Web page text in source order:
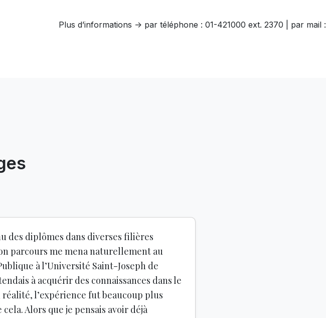
Plus d’informations -> par téléphone : 01-421000 ext. 2370 | par mail :
des diplômes dans diverses filières
parcours me mena naturellement au
à l’Université Saint-Joseph de
à acquérir des connaissances dans le
réalité, l’expérience fut beaucoup plus
Alors que je pensais avoir déjà